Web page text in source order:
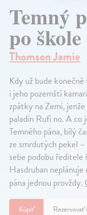
Temný
po škole
Thomson Jamie
Kdy už bude
i jeho pozemští
zpátky na Zemi,
paladin Rufi no. A co
Temného pána, bílý
ze smrdutých pekel
sebe podobu
Hasdruban
pána jednou provždy.
Kúpiť Rezervovať